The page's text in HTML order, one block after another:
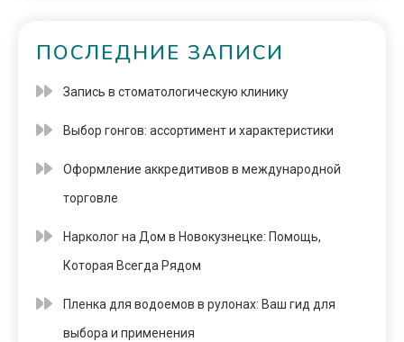
ПОСЛЕДНИЕ ЗАПИСИ
Запись в стоматологическую клинику
Выбор гонгов: ассортимент и характеристики
Оформление аккредитивов в международной
торговле
Нарколог на Дом в Новокузнецке: Помощь,
Которая Всегда Рядом
Пленка для водоемов в рулонах: Ваш гид для
выбора и применения